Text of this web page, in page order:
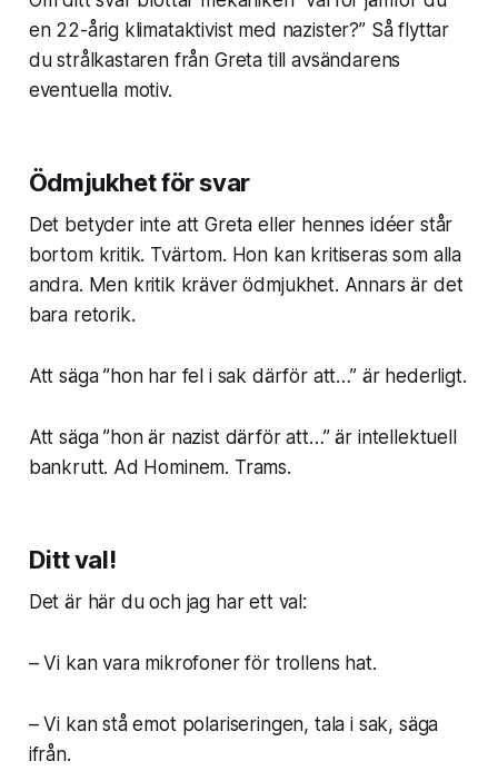
en 22-årig klimataktivist med nazister?” Så flyttar
du strålkastaren från Greta till avsändarens
eventuella motiv.
Ödmjukhet för svar
Det betyder inte att Greta eller hennes idéer står
bortom kritik. Tvärtom. Hon kan kritiseras som alla
andra. Men kritik kräver ödmjukhet. Annars är det
bara retorik.
Att säga ”hon har fel i sak därför att…” är hederligt.
Att säga ”hon är nazist därför att…” är intellektuell
bankrutt. Ad Hominem. Trams.
Ditt val!
Det är här du och jag har ett val:
– Vi kan vara mikrofoner för trollens hat.
– Vi kan stå emot polariseringen, tala i sak, säga
ifrån.